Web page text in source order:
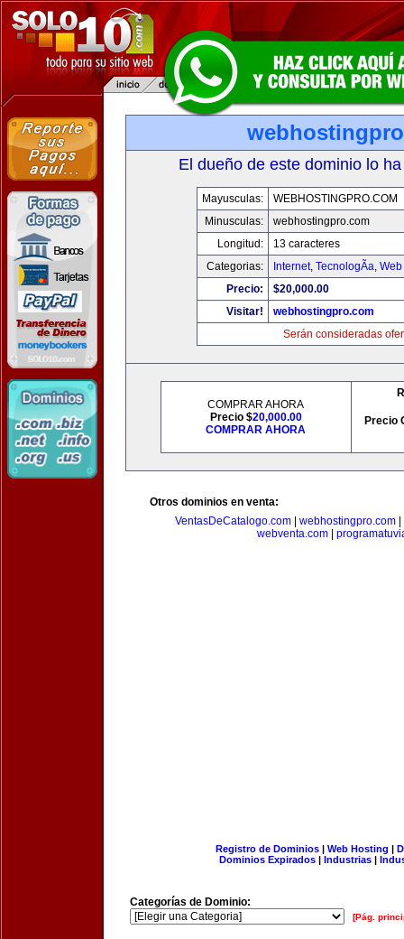
El dueño de este dominio lo
Mayusculas:
WEBHOSTINGPRO.COM
Minusculas:
webhostingpro.com
Longitud:
13 caracteres
Categorias:
Internet, TecnologÃ­a,
Precio:
$20,000.00
Visitar!
webhostingpro.com
Serán consideradas
COMPRAR AHORA
Precio $20,000.00
COMPRAR AHORA
Precio
Otros dominios en venta:
VentasDeCatalogo.com| webhostingpro.com|
webventa.com|
Registro de Dominios| Web Hosting |
Dominios Expirados | Industrias |
Categorías de Dominio:
[Pág.